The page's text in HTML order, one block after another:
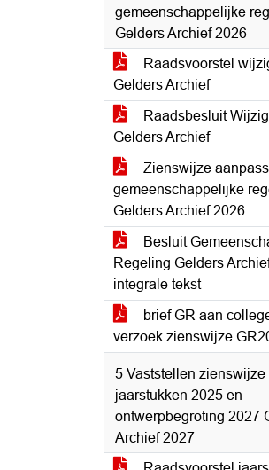
gemeenschappelijke
Gelders Archief 2026
Raadsvoorstel
Gelders Archief
Raadsbesluit
Gelders Archief
Zienswijze
gemeenschappelijke
Gelders Archief 2026
Besluit
Regeling Gelders
integrale tekst
brief GR aan
verzoek zienswijze
5 Vaststellen zienswijze
jaarstukken 2025 en
ontwerpbegroting 2027
Archief 2027